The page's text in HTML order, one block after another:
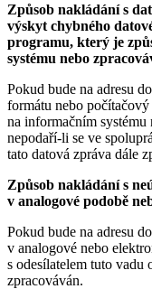
Způsob nakládání s
výskyt chybného
programu, který je
systému nebo
Pokud bude na adresu
formátu nebo
na informačním
nepodaří-li se ve
tato datová zpráva dále
Způsob nakládání s
v analogové podobě
Pokud bude na adresu
v analogové nebo
s odesílatelem tuto vadu
zpracováván.